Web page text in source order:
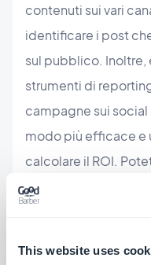
This website uses
contenuti sui vari
identificare i post
sul pubblico.
strumenti di
campagne sui
modo più efficace e
calcolare il ROI.
menzioni del vostro